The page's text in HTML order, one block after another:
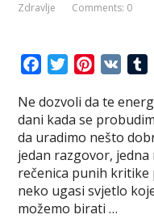
Zdravlje
Comments: 0
c
e
b
o
o
k
T
i
t
t
e
r
n
t
e
r
e
s
l
r
Ne dozvoli da te
dani kada se
da uradimo nešto
jedan razgovor,
rečenica punih kritike
neko ugasi svjetlo
možemo birati …